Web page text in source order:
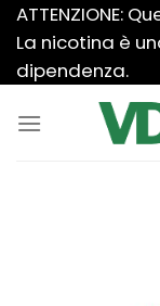
Salta
contenuti
ATTENZIONE:
La nicotina è
dipendenza.